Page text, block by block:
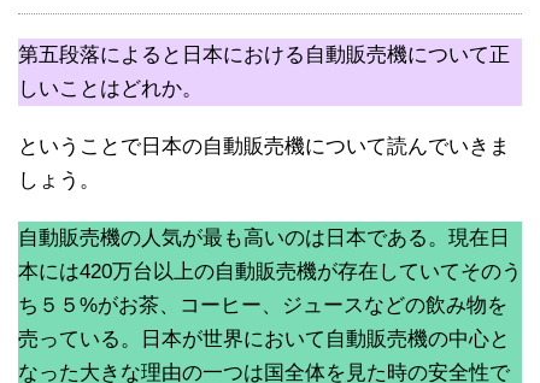
第五段落によると日本における自動販売機について正
しいことはどれか。
ということで日本の自動販売機について読んでいきま
しょう。
自動販売機の人気が最も高いのは日本である。現在日
本には420万台以上の自動販売機が存在していてそのう
ち５５%がお茶、コーヒー、ジュースなどの飲み物を
売っている。日本が世界において自動販売機の中心と
なった大きな理由の一つは国全体を見た時の安全性で